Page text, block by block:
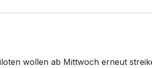
wollen ab Mittwoch erneut